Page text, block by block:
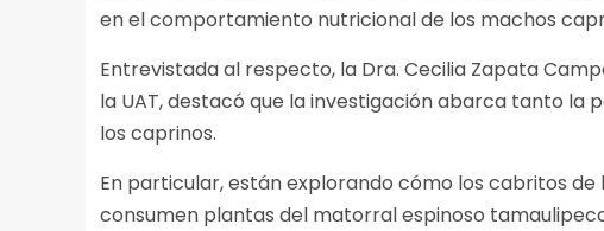
en el comportamiento nutricional de los machos
Entrevistada al respecto, la Dra. Cecilia Zapata
la UAT, destacó que la investigación abarca tanto
los caprinos.
En particular, están explorando cómo los cabritos
consumen plantas del matorral espinoso